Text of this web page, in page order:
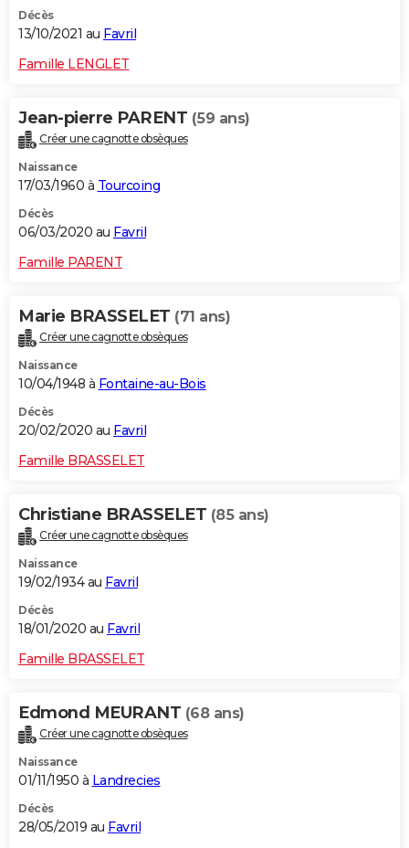
Décès
13/10/2021 au Favril
Famille LENGLET
Jean-pierre PARENT (59 ans)
Créer une cagnotte obsèques
Naissance
17/03/1960 à Tourcoing
Décès
06/03/2020 au Favril
Famille PARENT
Marie BRASSELET (71 ans)
Créer une cagnotte obsèques
Naissance
10/04/1948 à Fontaine-au-Bois
Décès
20/02/2020 au Favril
Famille BRASSELET
Christiane BRASSELET (85 ans)
Créer une cagnotte obsèques
Naissance
19/02/1934 au Favril
Décès
18/01/2020 au Favril
Famille BRASSELET
Edmond MEURANT (68 ans)
Créer une cagnotte obsèques
Naissance
01/11/1950 à Landrecies
Décès
28/05/2019 au Favril